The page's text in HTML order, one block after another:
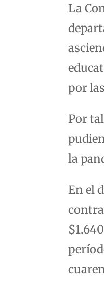
La
por
Por
la
En el